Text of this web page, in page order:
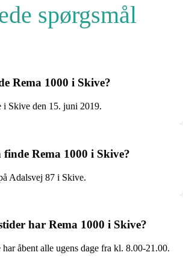
spørgsmål
Rema 1000 i Skive?
i Skive den 15. juni 2019.
Rema 1000 i Skive?
Adalsvej 87 i Skive.
har Rema 1000 i Skive?
åbent alle ugens dage fra kl. 8.00-21.00.